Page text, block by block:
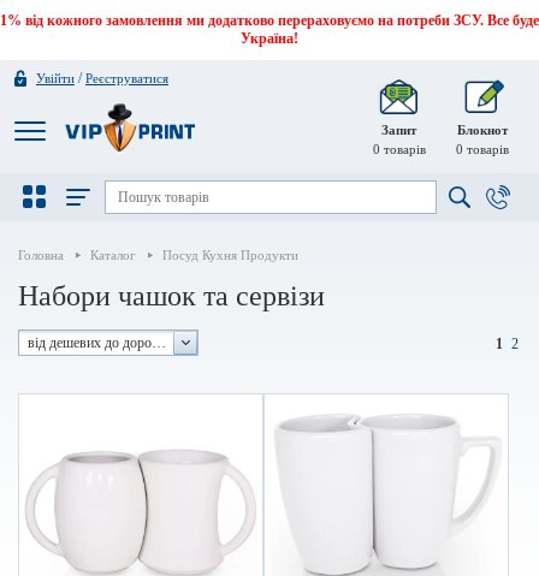
1% від кожного замовлення ми додатково перераховуємо на потреби ЗСУ. Все буде
Україна!
Увійти /Реєструватися
Запит
0 товарів
Блокнот
0 товарів
Головна Каталог Посуд Кухня Продукти
Набори чашок та сервізи
від дешевих до дорогих 1 2